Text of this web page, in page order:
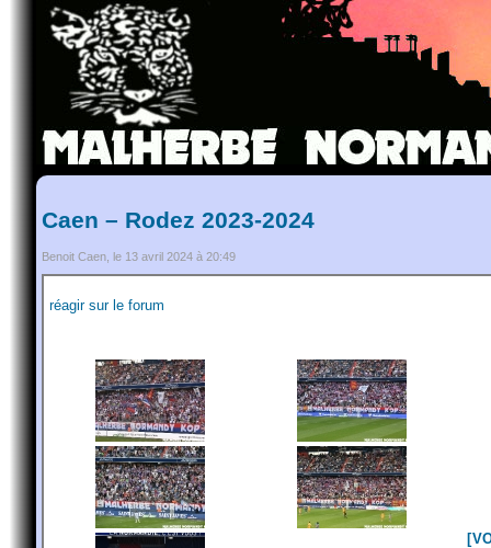
Caen – Rodez 2023-2024
Benoit Caen, le 13 avril 2024 à 20:49
réagir sur le forum